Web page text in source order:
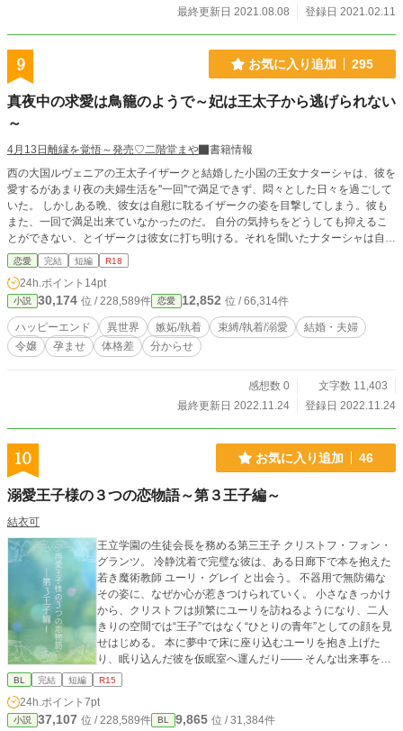
最終更新日 2021.08.08
登録日 2021.02.11
9 お気に入り追加 295
真夜中の求愛は鳥籠のようで～妃は王太子から逃げられない
～
4月13日離縁を覚悟～発売♡二階堂まや
書籍情報
西の大国ルヴェニアの王太子イザークと結婚した小国の王女ナターシャは、彼を
愛するがあまり夜の夫婦生活を''一回''で満足できず、悶々とした日々を過ごして
いた。 しかしある晩、彼女は自慰に耽るイザークの姿を目撃してしまう。彼も
また、一回で満足出来ていなかったのだ。 自分の気持ちをどうしても抑えるこ
とができない、とイザークは彼女に打ち明ける。それを聞いたナターシャは自
ら、性欲のはけ口となることを願い出る。 それにより、夫の執愛に触れてしま
うことなど知らずに……。 +ムーンライトノベルズにも掲載しております。
恋愛 完結 短編 R18
24h.ポイント 14pt
小説 30,174 位 / 228,589件 恋愛 12,852 位 / 66,314件
ハッピーエンド 異世界 嫉妬/執着 束縛/執着/溺愛
結婚・夫婦
令嬢
孕ませ 体格差 分からせ
感想数 0
文字数 11,403
最終更新日 2022.11.24
登録日 2022.11.24
10 お気に入り追加 46
溺愛王子様の３つの恋物語～第３王子編～
結衣可
王立学園の生徒会長を務める第三王子 クリストフ・フォン・
グランツ。 冷静沈着で完璧な彼は、ある日廊下で本を抱えた
若き魔術教師 ユーリ・グレイ と出会う。 不器用で無防備な
その姿に、なぜか心が惹きつけられていく。 小さなきっかけ
から、クリストフは頻繁にユーリを訪ねるようになり、二人
きりの空間では“王子”ではなく“ひとりの青年”としての顔を見
せはじめる。 本に夢中で床に座り込むユーリを抱き上げた
り、眠り込んだ彼を仮眠室へ運んだり―― そんな出来事を重
ねるうちに、クリストフの独占欲は強くなっていく。 「先
づくなら……閉じ込めてしまいたくなる」 強引なのに優し
く、ぎりぎりで線を守る。 そんなクリストフに、ユーリの心
BL 完結 短編 R15
24h.ポイント 7pt
小説 37,107 位 / 228,589件 BL 9,865 位 / 31,384件